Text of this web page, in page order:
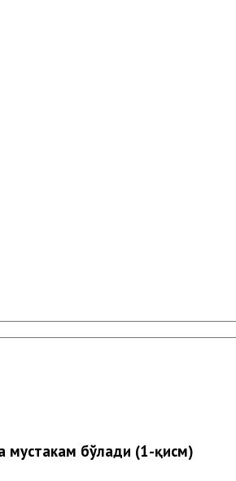
мустаҳкам бўлади (1-қисм)